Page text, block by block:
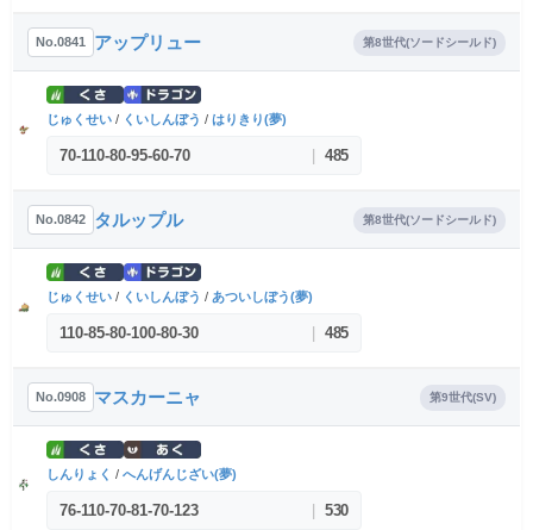
No.0841 アップリュー 第8世代(ソードシールド)
じゅくせい / くいしんぼう / はりきり(夢)
70-110-80-95-60-70 485
No.0842 タルップル 第8世代(ソードシールド)
じゅくせい / くいしんぼう / あついしぼう(夢)
110-85-80-100-80-30 485
No.0908 マスカーニャ 第9世代(SV)
しんりょく / へんげんじざい(夢)
76-110-70-81-70-123 530